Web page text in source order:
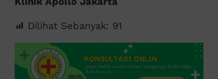
Dilihat Sebanyak: 91